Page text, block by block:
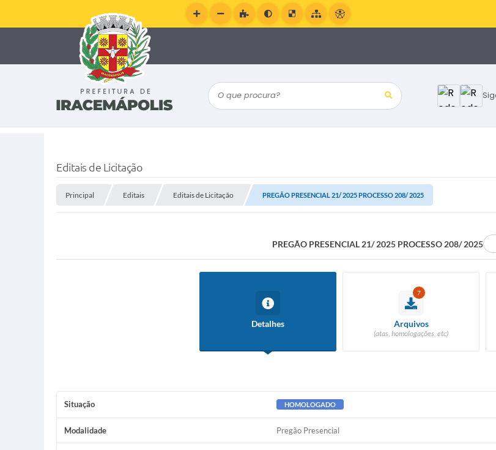
O que procura?
Editais de Licitação
Principal Editais Editais de Licitação PREGÃO PRESENCIAL 21/ 2025 PROCESSO 208/ 2025
PREGÃO PRESENCIAL 21/ 2025 PROCESSO 208/ 2025
Detalhes
7
Arquivos
(atas, homologações, etc)
Situação HOMOLOGADO
Modalidade Pregão Presencial